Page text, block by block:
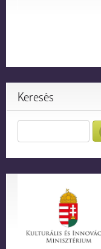
Keresés